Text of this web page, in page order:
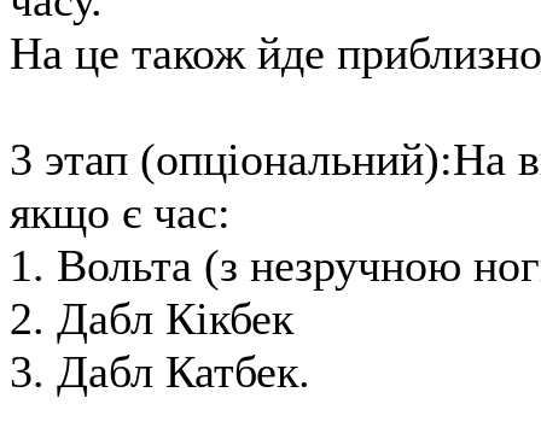
На це також йде
3 этап (опціональний):На
якщо є час:
1. Вольта (з незручною
2. Дабл Кікбек
3. Дабл Катбек.